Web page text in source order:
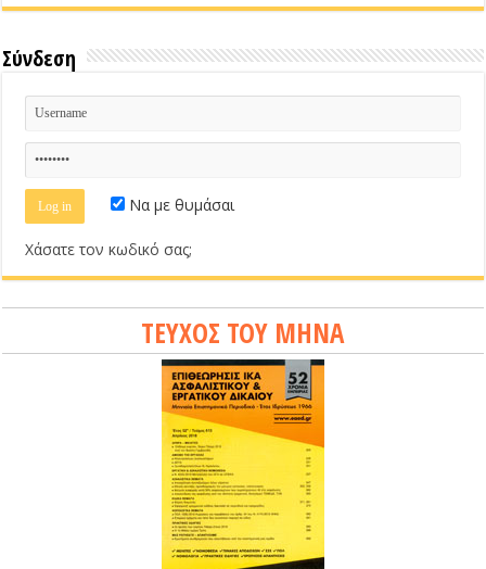
Σύνδεση
Να με θυμάσαι
Χάσατε τον κωδικό σας;
ΤΕΥΧΟΣ ΤΟΥ ΜΗΝΑ